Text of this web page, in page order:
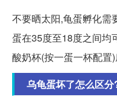
不要晒太阳,龟蛋孵化需
蛋在35度至18度之间均
酸奶杯(按一蛋一杯配置)
乌龟蛋坏了怎么区分